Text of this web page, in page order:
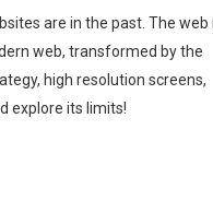
are in the past. The web
web, transformed by the
high resolution screens,
explore its limits!